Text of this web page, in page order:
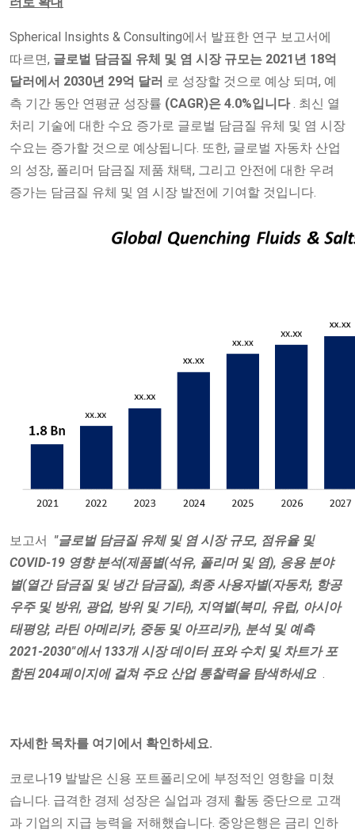
Spherical Insights & Consulting에서 발표한 연구 보고서에
따르면, 글로벌 담금질 유체 및 염 시장규모는 2021년 18억
달러에서 2030년 29억 달러 로 성장할 것으로 예상 되며, 예
측 기간 동안 연평균 성장률 (CAGR)은 4.0%입니다. 최신 열
처리 기술에 대한 수요 증가로 글로벌 담금질 유체 및 염 시장
수요는 증가할 것으로 예상됩니다. 또한, 글로벌 자동차 산업
의 성장, 폴리머 담금질 제품 채택, 그리고 안전에 대한 우려
증가는 담금질 유체 및 염 시장 발전에 기여할 것입니다.
보고서 "글로벌 담금질 유체 및 염 시장 규모, 점유율 및
COVID-19 영향 분석(제품별(석유, 폴리머 및 염), 응용 분야
별(열간 담금질 및 냉간 담금질), 최종 사용자별(자동차, 항공
우주 및 방위, 광업, 방위 및 기타), 지역별(북미, 유럽, 아시아
태평양, 라틴 아메리카, 중동 및 아프리카), 분석 및 예측
2021-2030"에서 133개 시장 데이터 표와 수치 및 차트가 포
함된 204페이지에 걸쳐 주요 산업 통찰력을 탐색하세요 .
자세한 목차를 여기에서 확인하세요.
코로나19 발발은 신용 포트폴리오에 부정적인 영향을 미쳤
습니다. 급격한 경제 성장은 실업과 경제 활동 중단으로 고객
과 기업의 지급 능력을 저해했습니다. 중앙은행은 금리 인하